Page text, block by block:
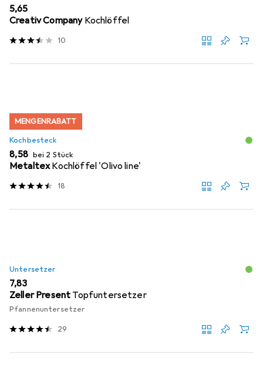
EUR
5,65
Creativ Company Kochlöffel
10
MENGENRABATT
Kochbesteck
EUR
8,58 bei 2 Stück
MetaltexKochlöffel 'Olivo line'
18
Untersetzer
EUR
7,83
Zeller Present Topfuntersetzer
Pfannenuntersetzer
29